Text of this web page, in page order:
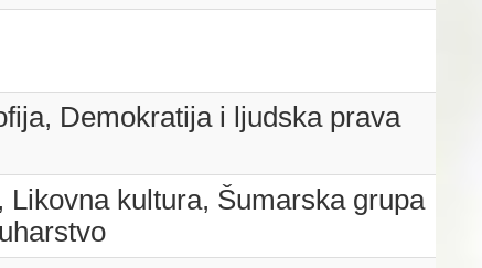
Demokratija i ljudska prava
Likovna kultura, Šumarska grupa